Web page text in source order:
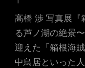
高橋 渉 写真展『
る芦ノ湖の絶景
迎えた「箱根海
中鳥居といった